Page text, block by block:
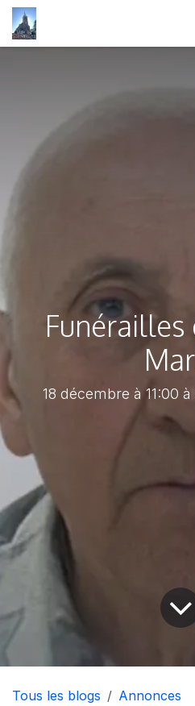
SE RENDRE AU CONTENU
Funérailles
18 décembre à 11:00
Tous les blogs
Annonces